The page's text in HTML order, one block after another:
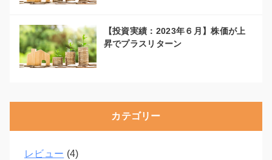
【投資実績：2023年６月】株価が上
昇でプラスリターン
カテゴリー
レビュー (4)